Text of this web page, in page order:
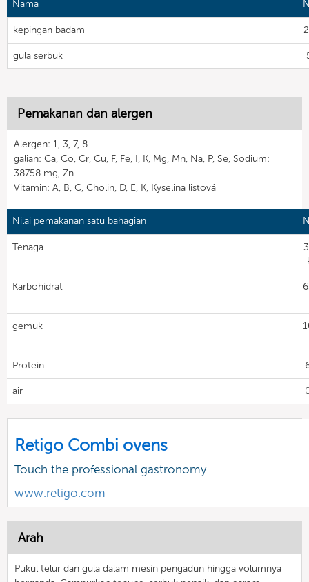
Nama
kepingan badam
gula serbuk
Pemakanan dan alergen
Alergen: 1, 3, 7, 8
galian: Ca, Co, Cr, Cu, F, Fe, I, K, Mg, Mn, Na, P, Se, Sodium:
38758 mg, Zn
Vitamin: A, B, C, Cholin, D, E, K, Kyselina listová
Nilai pemakanan satu bahagian
Tenaga
Karbohidrat
gemuk
Protein
air
Retigo Combi ovens
Touch the professional gastronomy
www.retigo.com
Arah
Pukul telur dan gula dalam mesin pengadun hingga volumnya